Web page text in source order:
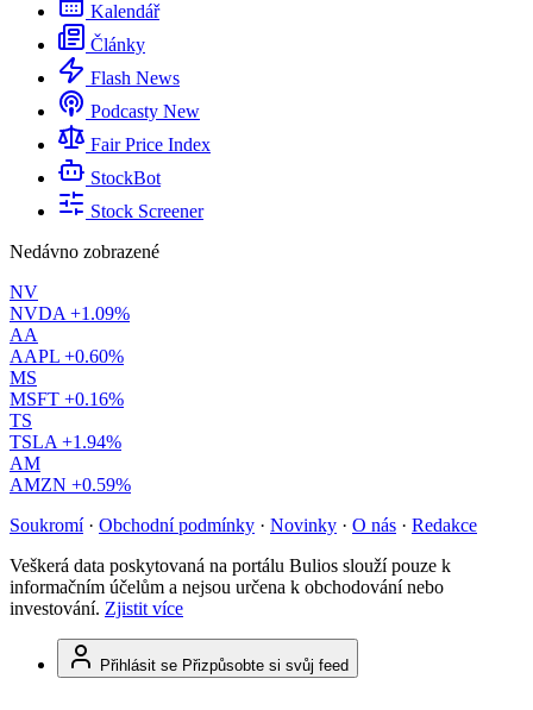
Kalendář
Články
Flash News
Podcasty New
Fair Price Index
StockBot
Stock Screener
Nedávno zobrazené
NV
NVDA +1.09%
AA
AAPL +0.60%
MS
MSFT +0.16%
TS
TSLA +1.94%
AM
AMZN +0.59%
Soukromí · Obchodní podmínky · Novinky · O nás · Redakce
Veškerá data poskytovaná na portálu Bulios slouží pouze k
informačním účelům a nejsou určena k obchodování nebo
investování. Zjistit více
Přihlásit se Přizpůsobte si svůj feed